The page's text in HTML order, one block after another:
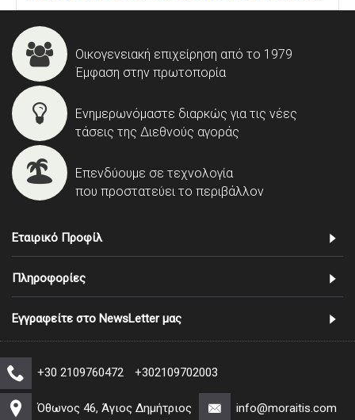
Οικογενειακή επιχείρηση από το 1979
Έμφαση στην πρωτοπορία
Ενημερωνόμαστε διαρκώς για τις νέες
τάσεις της Διεθνούς αγοράς
Επενδύουμε σε τεχνολογία
που προστατεύει το περιβάλλον
Εταιρικό Προφίλ
Πληροφορίες
Εγγραφείτε στο NewsLetter μας
+30 2109760472 +302109702003
Όθωνος 46, Άγιος Δημήτριος info@moraitis.com